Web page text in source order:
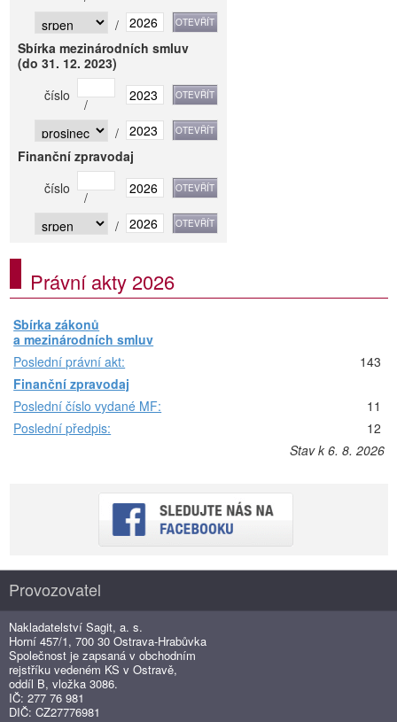
/
Sbírka mezinárodních smluv
(do 31. 12. 2023)
číslo
/
/
Finanční zpravodaj
číslo
/
/
Právní akty 2026
Sbírka zákonů
a mezinárodních smluv
Poslední právní akt:
143
Finanční zpravodaj
Poslední číslo vydané MF:
11
Poslední předpis:
12
Stav k 6. 8. 2026
Provozovatel
Nakladatelství Sagit, a. s.
Horní 457/1, 700 30 Ostrava-Hrabůvka
Společnost je zapsaná v obchodním
rejstříku vedeném KS v Ostravě,
oddíl B, vložka 3086.
IČ: 277 76 981
DIČ: CZ27776981